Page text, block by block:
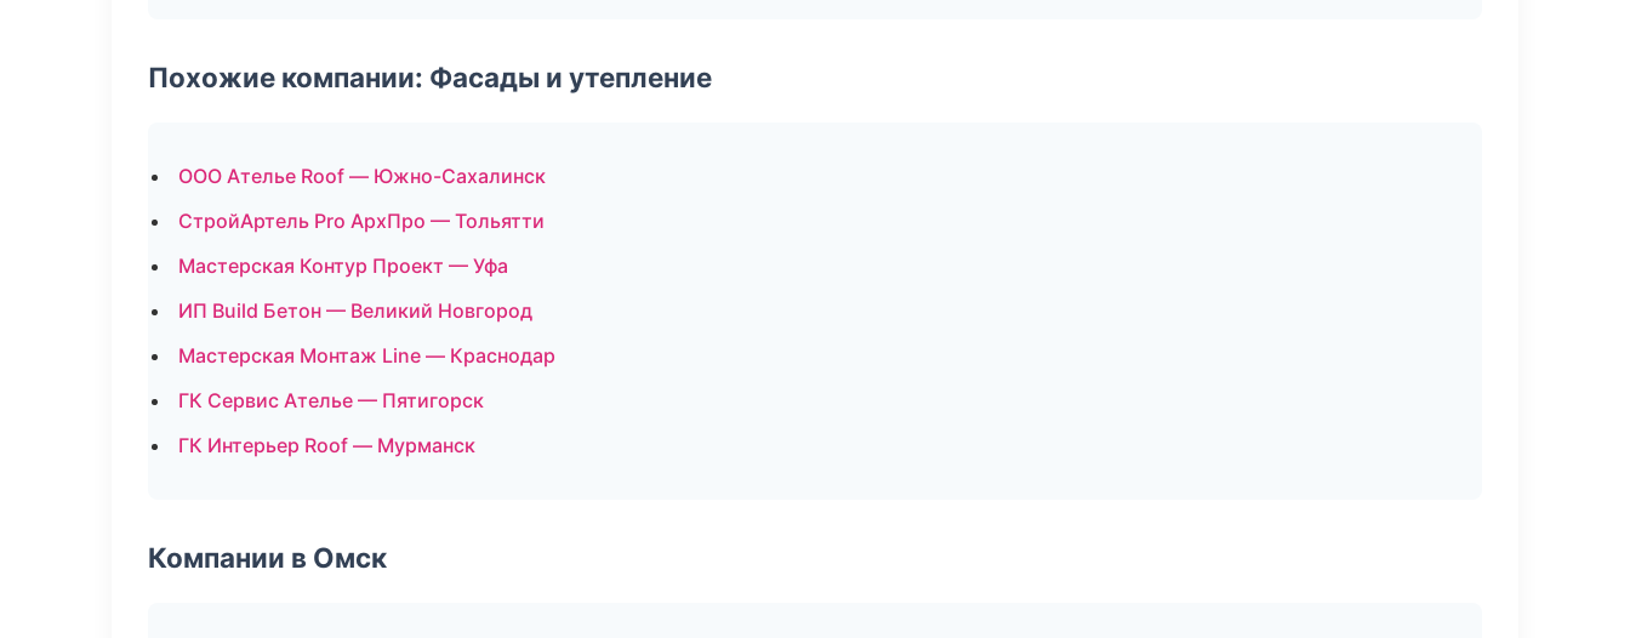
Похожие компании: Фасады и утепление
ООО Ателье Roof — Южно-Сахалинск
СтройАртель Pro АрхПро — Тольятти
Мастерская Контур Проект — Уфа
ИП Build Бетон — Великий Новгород
Мастерская Монтаж Line — Краснодар
ГК Сервис Ателье — Пятигорск
ГК Интерьер Roof — Мурманск
Компании в Омск